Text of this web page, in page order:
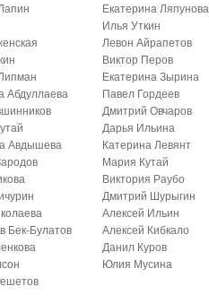
Абдуллаева
Авдышева
Бек-Булатов
Екатерина Ляпунова
Илья Уткин
Левон Айрапетов
Виктор Перов
Екатерина Зырина
Павел Гордеев
Дмитрий Овчаров
Дарья Ильина
Катерина Левянт
Мария Кутай
Виктория Раубо
Дмитрий Шурыгин
Алексей Ильин
Алексей Кибкало
Данил Куров
Юлия Мусина